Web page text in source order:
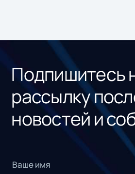
Подпишитесь
рассылку
новостей и